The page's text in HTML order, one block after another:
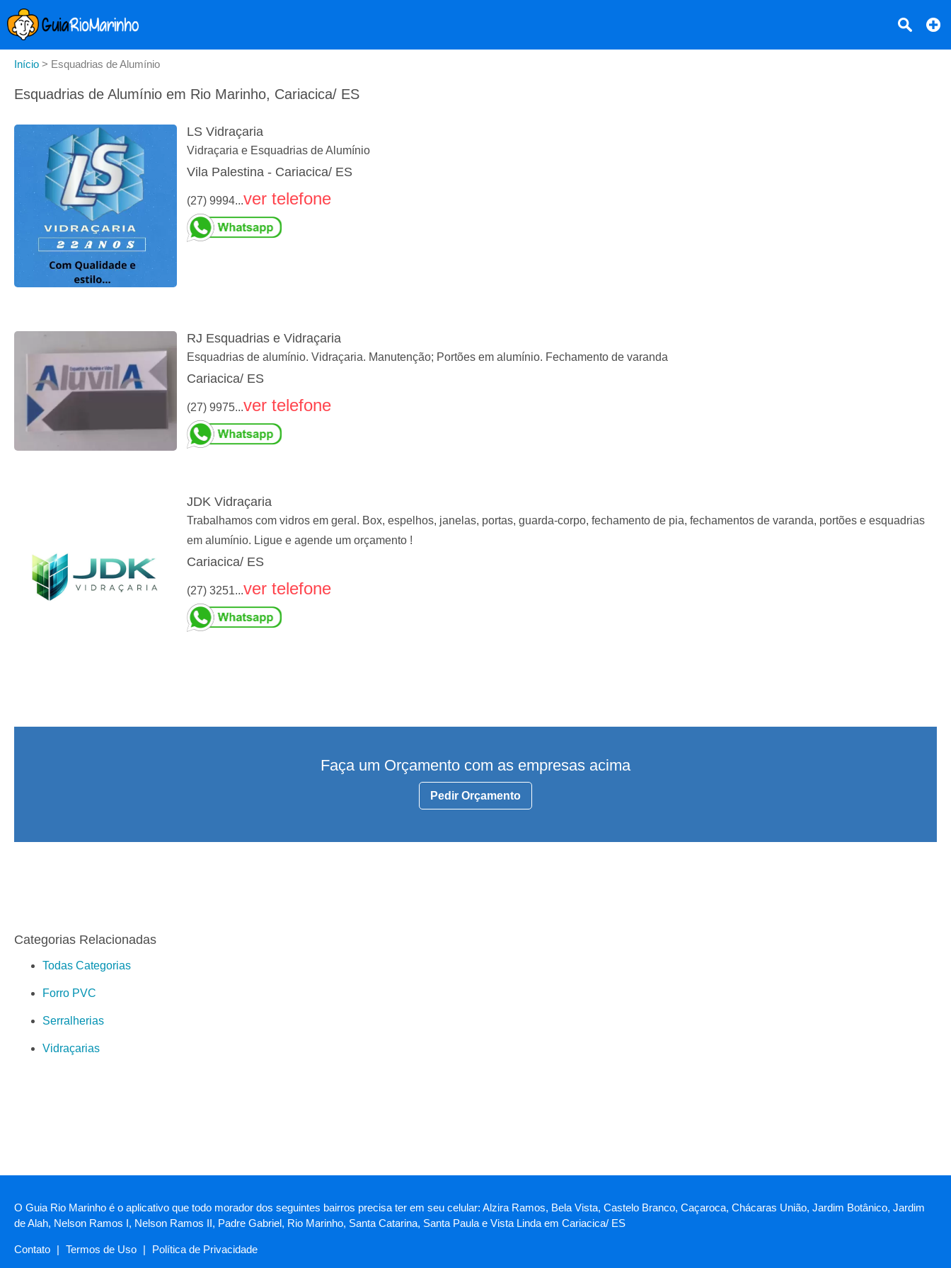
Início > Esquadrias de Alumínio
Esquadrias de Alumínio em Rio Marinho, Cariacica/ ES
LS Vidraçaria
Vidraçaria e Esquadrias de Alumínio
Vila Palestina - Cariacica/ ES
(27) 9994...ver telefone
RJ Esquadrias e Vidraçaria
Esquadrias de alumínio. Vidraçaria. Manutenção; Portões em alumínio. Fechamento de varanda
Cariacica/ ES
(27) 9975...ver telefone
JDK Vidraçaria
Trabalhamos com vidros em geral. Box, espelhos, janelas, portas, guarda-corpo, fechamento de pia, fechamentos de varanda, portões e esquadrias
em alumínio. Ligue e agende um orçamento !
Cariacica/ ES
(27) 3251...ver telefone
Faça um Orçamento com as empresas acima
Pedir Orçamento
Categorias Relacionadas
Todas Categorias
Forro PVC
Serralherias
Vidraçarias
O Guia Rio Marinho é o aplicativo que todo morador dos seguintes bairros precisa ter em seu celular: Alzira Ramos, Bela Vista, Castelo Branco, Caçaroca, Chácaras União, Jardim Botânico, Jardim
de Alah, Nelson Ramos I, Nelson Ramos II, Padre Gabriel, Rio Marinho, Santa Catarina, Santa Paula e Vista Linda em Cariacica/ ES
Contato | Termos de Uso | Política de Privacidade